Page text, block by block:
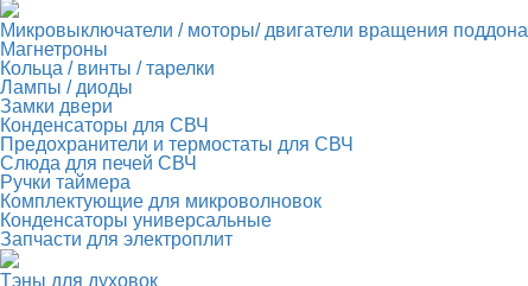
Микровыключатели / моторы/ двигатели вращения поддона
Магнетроны
Кольца / винты / тарелки
Лампы / диоды
Замки двери
Конденсаторы для СВЧ
Предохранители и термостаты для СВЧ
Слюда для печей СВЧ
Ручки таймера
Комплектующие для микроволновок
Конденсаторы универсальные
Запчасти для электроплит
Тэны для духовок